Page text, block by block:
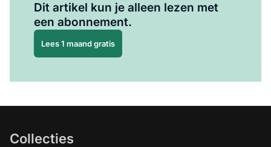
Dit artikel kun je alleen lezen met
een abonnement.
Lees 1 maand gratis
Collecties